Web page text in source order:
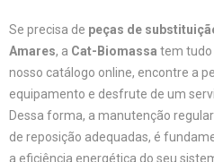
Se precisa de peças de
Amares, a Cat-Biomassa tem tudo
nosso catálogo online, encontre a
equipamento e desfrute de um
Dessa forma, a manutenção
de reposição adequadas, é
a eficiência energética do seu